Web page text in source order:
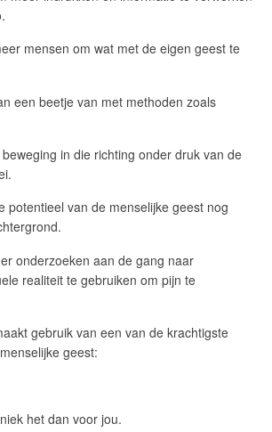
mensen om wat met de eigen geest te
een beetje van met methoden zoals
in die richting onder druk van de
potentieel van de menselijke geest nog
onderzoeken aan de gang naar
realiteit te gebruiken om pijn te
gebruik van een van de krachtigste
geest:
het dan voor jou.